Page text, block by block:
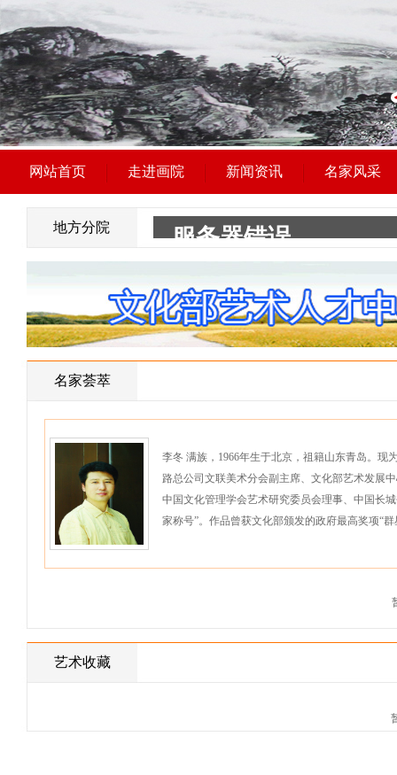
网站首页 走进画院 新闻资讯 名家风采
地方分院
名家荟萃
李冬 满族，1966年生于北京，祖籍山东青岛。
路总公司文联美术分会副主席、文化部艺术发展
中国文化管理学会艺术研究委员会理事、中国长
家称号”。作品曾获文化部颁发的政府最高奖项“群
艺术收藏